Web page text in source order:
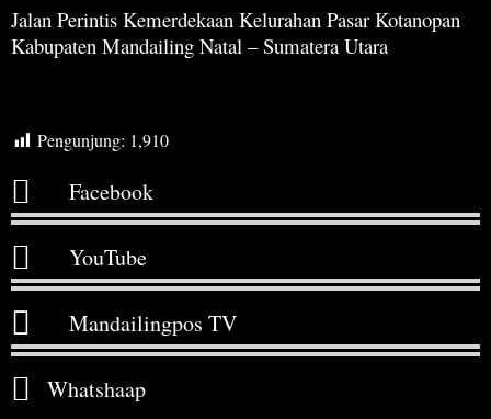
Jalan Perintis Kemerdekaan Kelurahan Pasar Kotanopan
Kabupaten Mandailing Natal – Sumatera Utara
Pengunjung: 1,910
Facebook
YouTube
Mandailingpos TV
Whatshaap